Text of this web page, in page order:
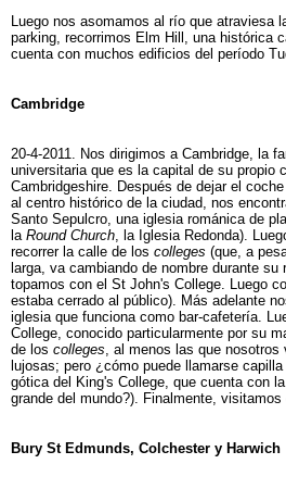
Luego nos asomamos al río que atraviesa
parking, recorrimos Elm Hill, una histórica
cuenta con muchos edificios del período
Cambridge
20-4-2011. Nos dirigimos a Cambridge, la
universitaria que es la capital de su propio
Cambridgeshire. Después de dejar el
al centro histórico de la ciudad, nos
Santo Sepulcro, una iglesia románica de
la Round Church , la Iglesia Redonda).
recorrer la calle de los colleges (que, a
larga, va cambiando de nombre durante su
topamos con el St John's College. Luego
estaba cerrado al público). Más adelante
iglesia que funciona como bar-cafetería.
College, conocido particularmente por su
de los colleges , al menos las que
lujosas; pero ¿cómo puede llamarse
gótica del King's College, que cuenta con la
grande del mundo?). Finalmente, visitamos
Bury St Edmunds, Colchester y Harwich